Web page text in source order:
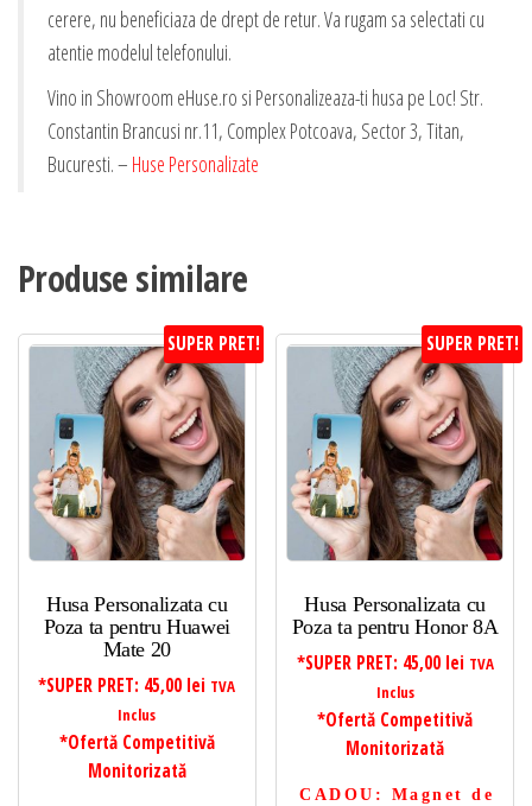
cerere, nu beneficiaza de drept de retur. Va rugam sa selectati cu
atentie modelul telefonului.
Vino in Showroom eHuse.ro si Personalizeaza-ti husa pe Loc! Str.
Constantin Brancusi nr.11, Complex Potcoava, Sector 3, Titan,
Bucuresti. – Huse Personalizate
Produse similare
SUPER PRET!
Husa Personalizata cu
Poza ta pentru Huawei
Mate 20
*SUPER PRET: 45,00 lei TVA
Inclus
*Ofertă Competitivă
Monitorizată
SUPER PRET!
Husa Personalizata cu
Poza ta pentru Honor 8A
*SUPER PRET: 45,00 lei TVA
Inclus
*Ofertă Competitivă
Monitorizată
CADOU : Magnet de